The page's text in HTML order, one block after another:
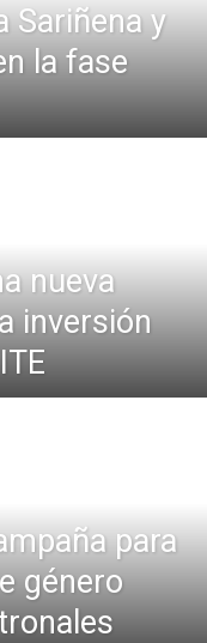
Sariñena y
la fase
nueva
inversión
para
género